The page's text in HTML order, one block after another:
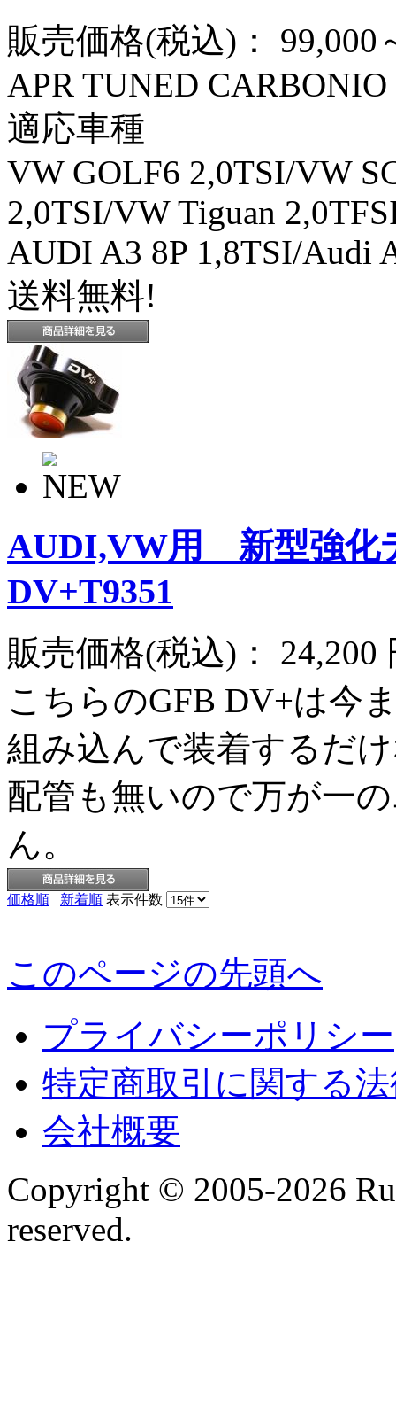
販売価格(税込)： 99,000
APR TUNED
適応車種
VW GOLF6 2,0TSI/VW
2,0TSI/VW Tiguan
AUDI A3 8P 1,8TSI/Audi
送料無料!
AUDI,VW用 新型強化
DV+T9351
販売価格(税込)： 24,200
こちらのGFB DV+は今
組み込んで装着するだ
配管も無いので万が一
ん。
価格順 新着順 表示件数
このページの先頭へ
プライバシーポリシー
特定商取引に関する
会社概要
Copyright © 2005-2026
reserved.